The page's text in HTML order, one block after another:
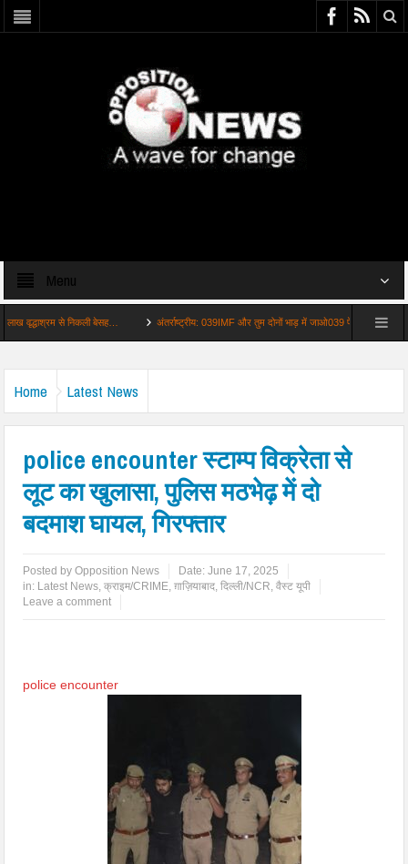
Menu
से निकली बेसह… अंतर्राष्ट्रीय: 039IMF और तुम दोनों भाड़ में जाओ039 पेट्र… ताजा:
Home Latest News
police encounter स्टाम्प विक्रेता से
लूट का खुलासा, पुलिस मठभेढ़ में दो
बदमाश घायल, गिरफ्तार
Posted byOpposition News Date:June 17, 2025
in: Latest News,क्राइम/CRIME,ग़ाज़ियाबाद,दिल्ली/NCR,वैस्ट यूपी
Leave a comment
police encounter